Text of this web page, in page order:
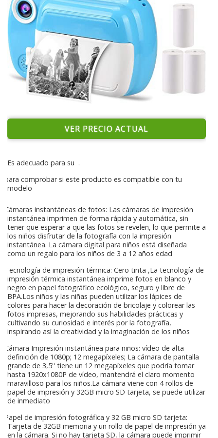
VER PRECIO ACTUAL
Es adecuado para su .
para comprobar si este producto es compatible con tu
modelo
Cámaras instantáneas de fotos: Las cámaras de impresión
instantánea imprimen de forma rápida y automática, sin
tener que esperar a que las fotos se revelen, lo que permite a
los niños disfrutar de la fotografía con la impresión
instantánea. La cámara digital para niños está diseñada
como un regalo para los niños de 3 a 12 años edad
Tecnología de impresión térmica: Cero tinta ,La tecnología de
impresión térmica instantánea imprime fotos en blanco y
negro en papel fotográfico ecológico, seguro y libre de
BPA.Los niños y las niñas pueden utilizar los lápices de
colores para hacer la decoración de bricolaje y colorear las
fotos impresas, mejorando sus habilidades prácticas y
cultivando su curiosidad e interés por la fotografía,
inspirando así la creatividad y la imaginación de los niños
Cámara Impresión instantánea para niños: vídeo de alta
definición de 1080p; 12 megapíxeles; La cámara de pantalla
grande de 3,5'' tiene un 12 megapíxeles que podría tomar
hasta 1920x1080P de vídeo, mantendrá el claro momento
maravilloso para los niños.La cámara viene con 4 rollos de
papel de impresión y 32GB micro SD tarjeta, se puede utilizar
de inmediato
Papel de impresión fotográfica y 32 GB micro SD tarjeta:
Tarjeta de 32GB memoria y un rollo de papel de impresión ya
en la cámara. Si no hay tarjeta SD, la cámara puede imprimir